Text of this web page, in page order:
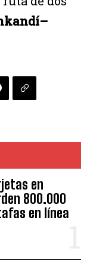
en
800.000
en línea